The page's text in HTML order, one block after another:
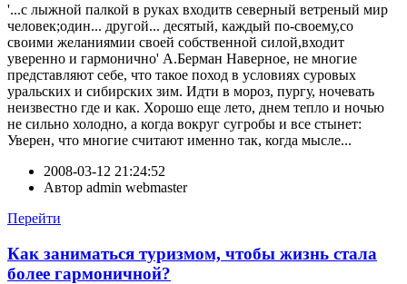
'...с лыжной палкой в руках входитв северный ветреный мир
человек;один... другой... десятый, каждый по-своему,со
своими желаниямии своей собственной силой,входит
уверенно и гармонично' А.Берман Наверное, не многие
представляют себе, что такое поход в условиях суровых
уральских и сибирских зим. Идти в мороз, пургу, ночевать
неизвестно где и как. Хорошо еще лето, днем тепло и ночью
не сильно холодно, а когда вокруг сугробы и все стынет:
Уверен, что многие считают именно так, когда мысле...
2008-03-12 21:24:52
Автор admin webmaster
Перейти
Как заниматься туризмом, чтобы жизнь стала
более гармоничной?